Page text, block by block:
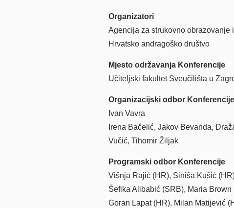
Organizatori
Agencija za strukovno obrazovanje
Hrvatsko andragoško društvo
Mjesto održavanja Konferencije
Učiteljski fakultet Sveučilišta u
Organizacijski odbor Konferencije
Ivan Vavra
Irena Bačelić, Jakov Bevanda,
Vučić, Tihomir Žiljak
Programski odbor Konferencije
Višnja Rajić (HR), Siniša Kušić
Šefika Alibabić (SRB), Maria
Goran Lapat (HR), Milan Matijević